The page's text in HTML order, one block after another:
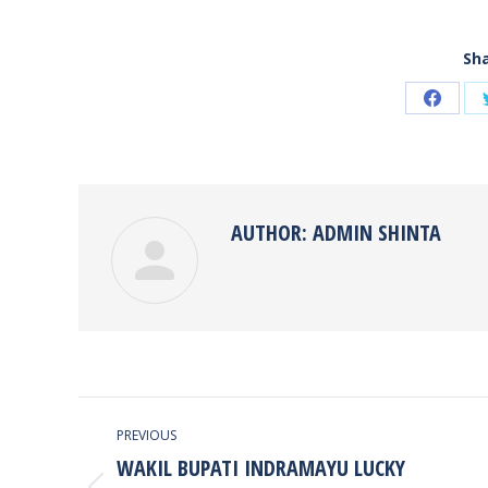
Share
AUTHOR: ADMIN SHINTA
NAVIGATION
PREVIOUS
WAKIL BUPATI INDRAMAYU LUCKY